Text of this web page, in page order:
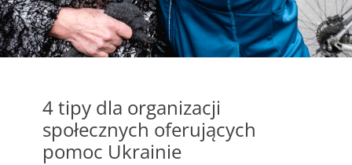
4 tipy dla organizacji
społecznych oferujących
pomoc Ukrainie